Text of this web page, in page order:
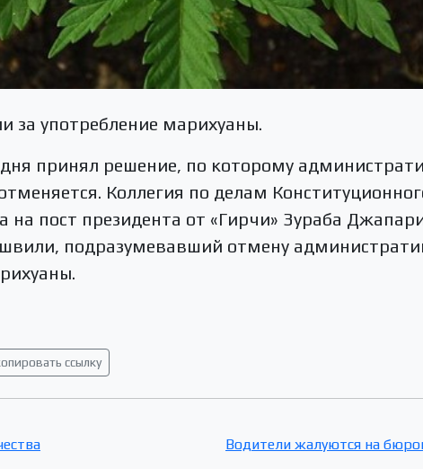
за употребление марихуаны.
принял решение, по которому
Коллегия по делам
на пост президента от «Гирчи» Зураба
подразумевавший отмену
ссылку
Водители жалуются на